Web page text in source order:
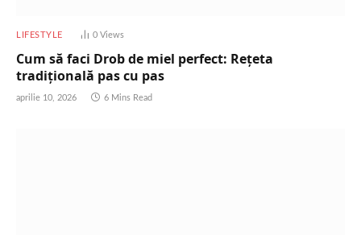
LIFESTYLE 0 Views
Cum să faci Drob de miel perfect: Rețeta
tradițională pas cu pas
aprilie 10, 2026 6 Mins Read